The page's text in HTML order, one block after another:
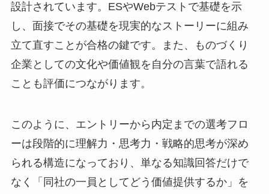
設計されています。ESやWebテストで基礎を示
し、面接でその基礎を現実的なストーリーに組み
立て直すことが合格の鍵です。また、ものづくり
企業としての文化や価値観を自分の言葉で語れる
ことも評価につながります。
このように、エントリーから内定までの選考フロ
ーは段階的に理解力・思考力・戦略的思考が深め
られる構造になっており、単なる知識回答だけで
なく「同社の一員としてどう価値提供するか」を